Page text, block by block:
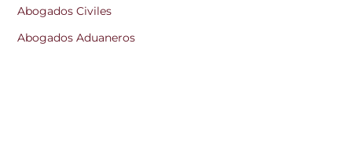
Abogados Civiles
Abogados Aduaneros